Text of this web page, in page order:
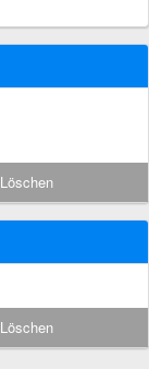
Löschen
Löschen